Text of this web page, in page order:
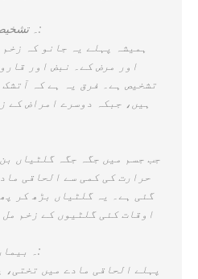
۹۔ تشخیص پہلے، علاج بعد میں:
ہمیشہ پہلے یہ جانو کہ
اور مرض کے۔ نبض اور
تشخیص ہے۔ فرق یہ ہے کہ
ہیں، جبکہ دوسرے امراض کے
جب جسم میں جگہ جگہ گلٹیاں
حرارت کی کمی سے الحاقی
گئی ہے۔ یہ گلٹیاں بڑھ کر
اوقات کئی گلٹیوں کے زخم
۱۱۔ بیماری کیسے بڑھتی ہے:
پہلے الحاقی مادے میں تختی،